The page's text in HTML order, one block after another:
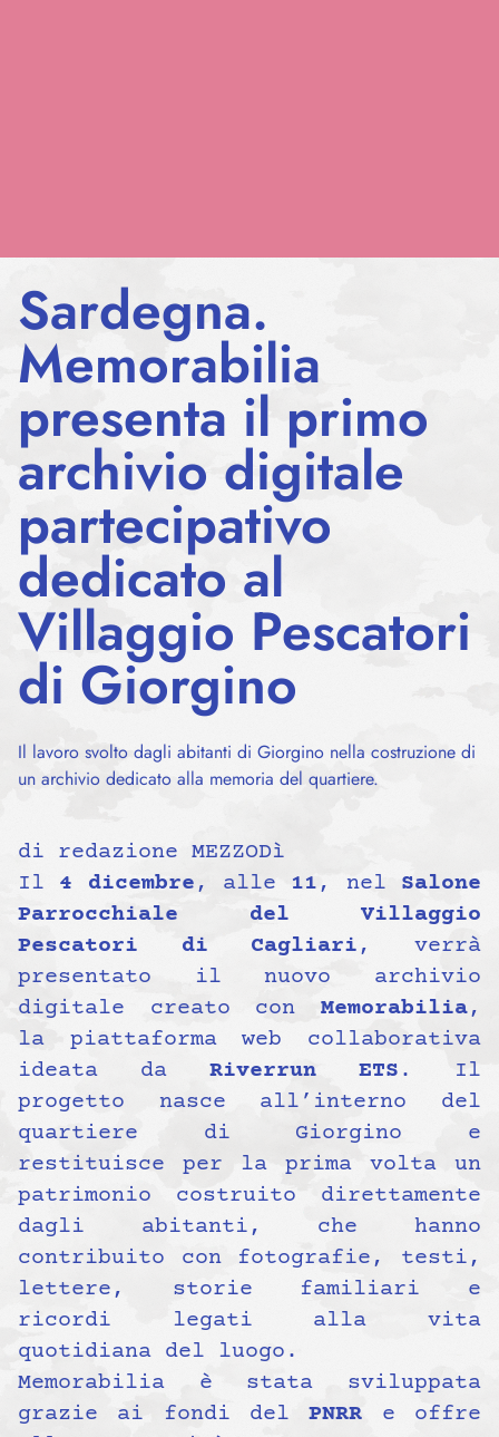
Sardegna.
Memorabilia
presenta il primo
archivio digitale
partecipativo
dedicato al
Villaggio Pescatori
di Giorgino
Il lavoro svolto dagli abitanti di Giorgino nella costruzione di
un archivio dedicato alla memoria del quartiere.
di redazione MEZZODì
Il 4 dicembre , alle 11 , nel Salone
Parrocchiale del Villaggio
Pescatori di Cagliari , verrà
presentato il nuovo archivio
digitale creato con Memorabilia,
la piattaforma web collaborativa
ideata da Riverrun ETS . Il
progetto nasce all’interno del
quartiere di Giorgino e
restituisce per la prima volta un
patrimonio costruito direttamente
dagli abitanti, che hanno
contribuito con fotografie, testi,
lettere, storie familiari e
ricordi legati alla vita
quotidiana del luogo.
Memorabilia è stata sviluppata
grazie ai fondi delPNRR e offre